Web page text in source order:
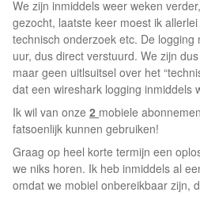
We zijn inmiddels weer weken
gezocht, laatste keer moest ik
technisch onderzoek etc. De
uur, dus direct verstuurd. We zijn
maar geen uitlsuitsel over het
dat een wireshark logging inmiddels
Ik wil van onze 2 mobiele
fatsoenlijk kunnen gebruiken!
Graag op heel korte termijn een
we niks horen. Ik heb inmiddels al
omdat we mobiel onbereikbaar zijn,